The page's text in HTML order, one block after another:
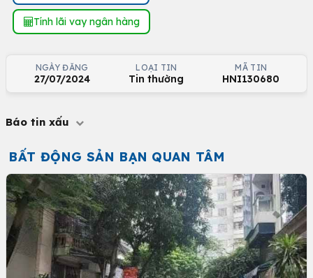
Tính lãi vay ngân hàng
NGÀY ĐĂNG
27/07/2024
LOẠI TIN
Tin thường
MÃ TIN
HNI130680
Báo tin xấu
BẤT ĐỘNG SẢN BẠN QUAN TÂM